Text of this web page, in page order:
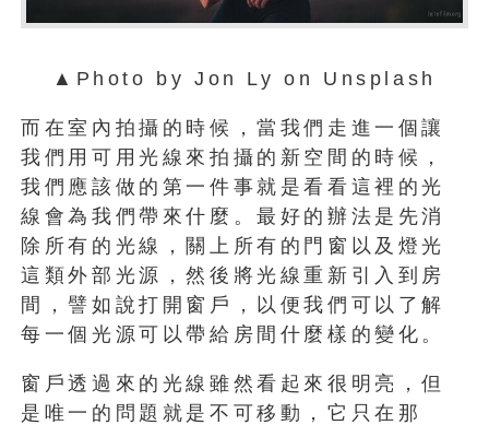
▲Photo by Jon Ly on Unsplash
而在室內拍攝的時候，當我們走進一個讓
我們用可用光線來拍攝的新空間的時候，
我們應該做的第一件事就是看看這裡的光
線會為我們帶來什麼。最好的辦法是先消
除所有的光線，關上所有的門窗以及燈光
這類外部光源，然後將光線重新引入到房
間，譬如說打開窗戶，以便我們可以了解
每一個光源可以帶給房間什麼樣的變化。
窗戶透過來的光線雖然看起來很明亮，但
是唯一的問題就是不可移動，它只在那